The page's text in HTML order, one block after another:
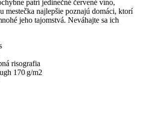
patrí jedinečné červené víno,
mestečka najlepšie poznajú domáci, ktorí
jeho tajomstvá. Neváhajte sa ich
risografia
170 g/m2